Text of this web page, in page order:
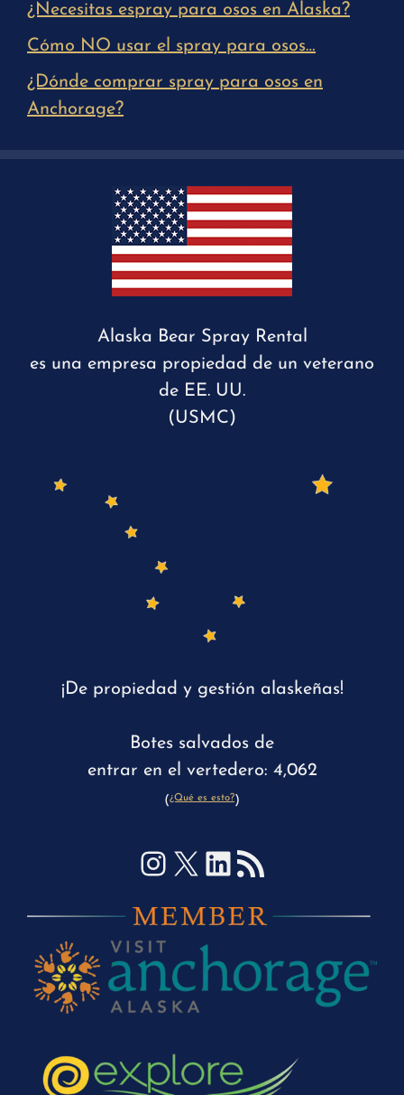
¿Necesitas espray para osos en Alaska?
Cómo NO usar el spray para osos…
¿Dónde comprar spray para osos en
Anchorage?
Alaska Bear Spray Rental
es una empresa propiedad de un veterano
de EE. UU.
(USMC)
¡De propiedad y gestión alaskeñas!
Botes salvados de
entrar en el vertedero: 4,062
(¿Qué es esto?)
Instagram
X LinkedIn
Feed RSS